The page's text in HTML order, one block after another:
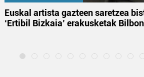
Euskal artista gazteen saretzea
‘Ertibil Bizkaia’ erakusketak Bilbon